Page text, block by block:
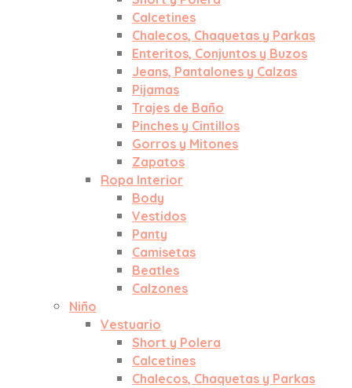
Calcetines
Chalecos, Chaquetas y Parkas
Enteritos, Conjuntos y Buzos
Jeans, Pantalones y Calzas
Pijamas
Trajes de Baño
Pinches y Cintillos
Gorros y Mitones
Zapatos
Ropa Interior
Body
Vestidos
Panty
Camisetas
Beatles
Calzones
Niño
Vestuario
Short y Polera
Calcetines
Chalecos, Chaquetas y Parkas